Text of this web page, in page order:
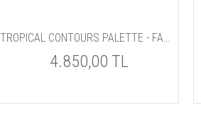
TROPICAL CONTOURS PALETTE - FAR PALETİ
4.850,00 TL